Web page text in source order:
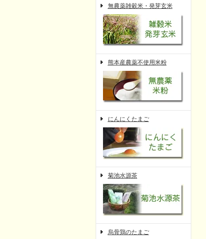
無農薬雑穀米・発芽玄米
熊本産農薬不使用米粉
にんにくたまご
菊池水源茶
烏骨鶏のたまご